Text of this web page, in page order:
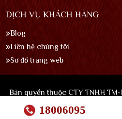
DỊCH VỤ KHÁCH HÀNG
Blog
Liên hệ chúng tôi
Sơ đồ trang web
Bản quyền thuộc CTY TNHH
18006095